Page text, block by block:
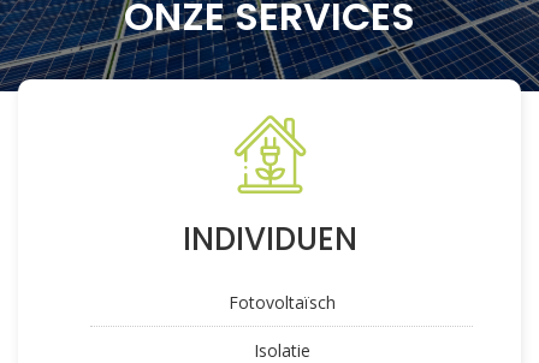
ONZE SERVICES
INDIVIDUEN
Fotovoltaïsch
Isolatie